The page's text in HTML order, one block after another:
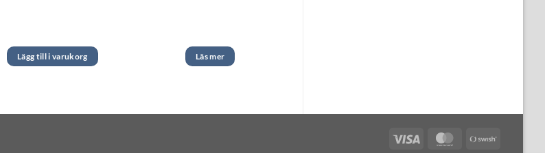
Lägg till i varukorg Läs mer